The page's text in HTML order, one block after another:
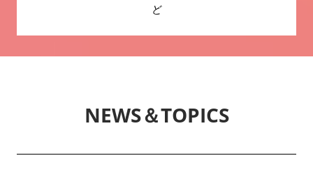
ど
NEWS＆TOPICS